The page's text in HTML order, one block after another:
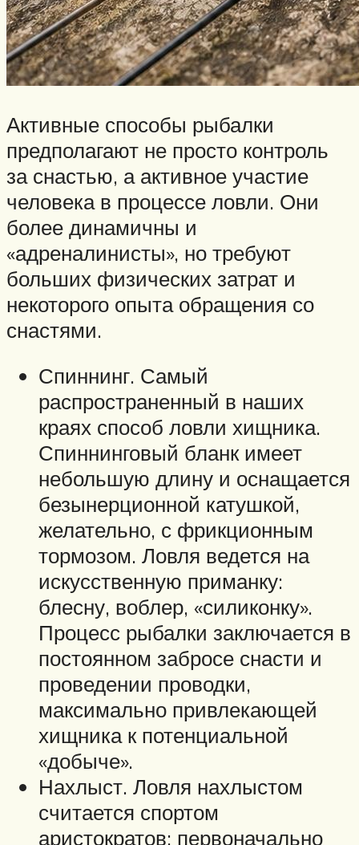
Активные способы рыбалки
предполагают не просто контроль
за снастью, а активное участие
человека в процессе ловли. Они
более динамичны и
«адреналинисты», но требуют
больших физических затрат и
некоторого опыта обращения со
снастями.
Спиннинг. Самый
распространенный в наших
краях способ ловли хищника.
Спиннинговый бланк имеет
небольшую длину и оснащается
безынерционной катушкой,
желательно, с фрикционным
тормозом. Ловля ведется на
искусственную приманку:
блесну, воблер, «силиконку».
Процесс рыбалки заключается в
постоянном забросе снасти и
проведении проводки,
максимально привлекающей
хищника к потенциальной
«добыче».
Нахлыст. Ловля нахлыстом
считается спортом
аристократов: первоначально